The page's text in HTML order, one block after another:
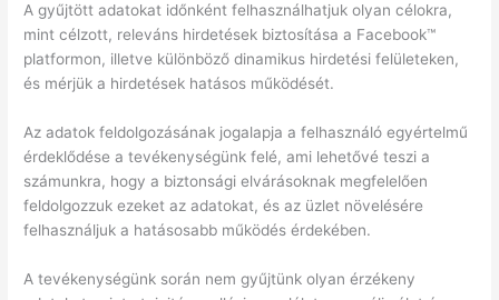
A gyűjtött adatokat időnként felhasználhatjuk olyan célokra,
mint célzott, releváns hirdetések biztosítása a Facebook™
platformon, illetve különböző dinamikus hirdetési felületeken,
és mérjük a hirdetések hatásos működését.
Az adatok feldolgozásának jogalapja a felhasználó egyértelmű
érdeklődése a tevékenységünk felé, ami lehetővé teszi a
számunkra, hogy a biztonsági elvárásoknak megfelelően
feldolgozzuk ezeket az adatokat, és az üzlet növelésére
felhasználjuk a hatásosabb működés érdekében.
A tevékenységünk során nem gyűjtünk olyan érzékeny